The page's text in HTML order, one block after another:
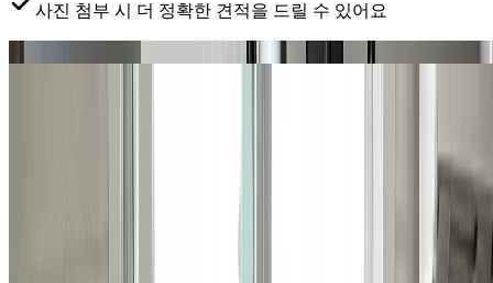
사진 첨부 시 더 정확한 견적을 드릴 수 있어요
서초, 강남, 송파구 (잠실, 삼전, 석촌, 문정,
서비스 제공 지역
견적 안내를 위해 연락